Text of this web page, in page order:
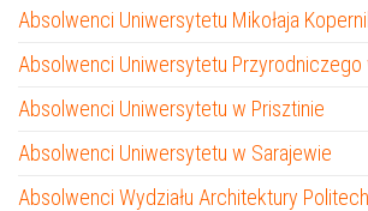
Absolwenci Uniwersytetu Mikołaja
Absolwenci Uniwersytetu Przyrodniczego
Absolwenci Uniwersytetu w Prisztinie
Absolwenci Uniwersytetu w Sarajewie
Absolwenci Wydziału Architektury